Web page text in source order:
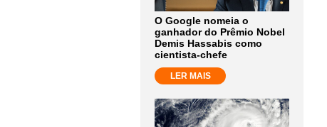
O Google nomeia o
ganhador do Prêmio Nobel
Demis Hassabis como
cientista-chefe
LER MAIS